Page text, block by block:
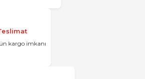
kargo imkanı